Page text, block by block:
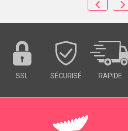
SSL SÉCURISÉ RAPIDE